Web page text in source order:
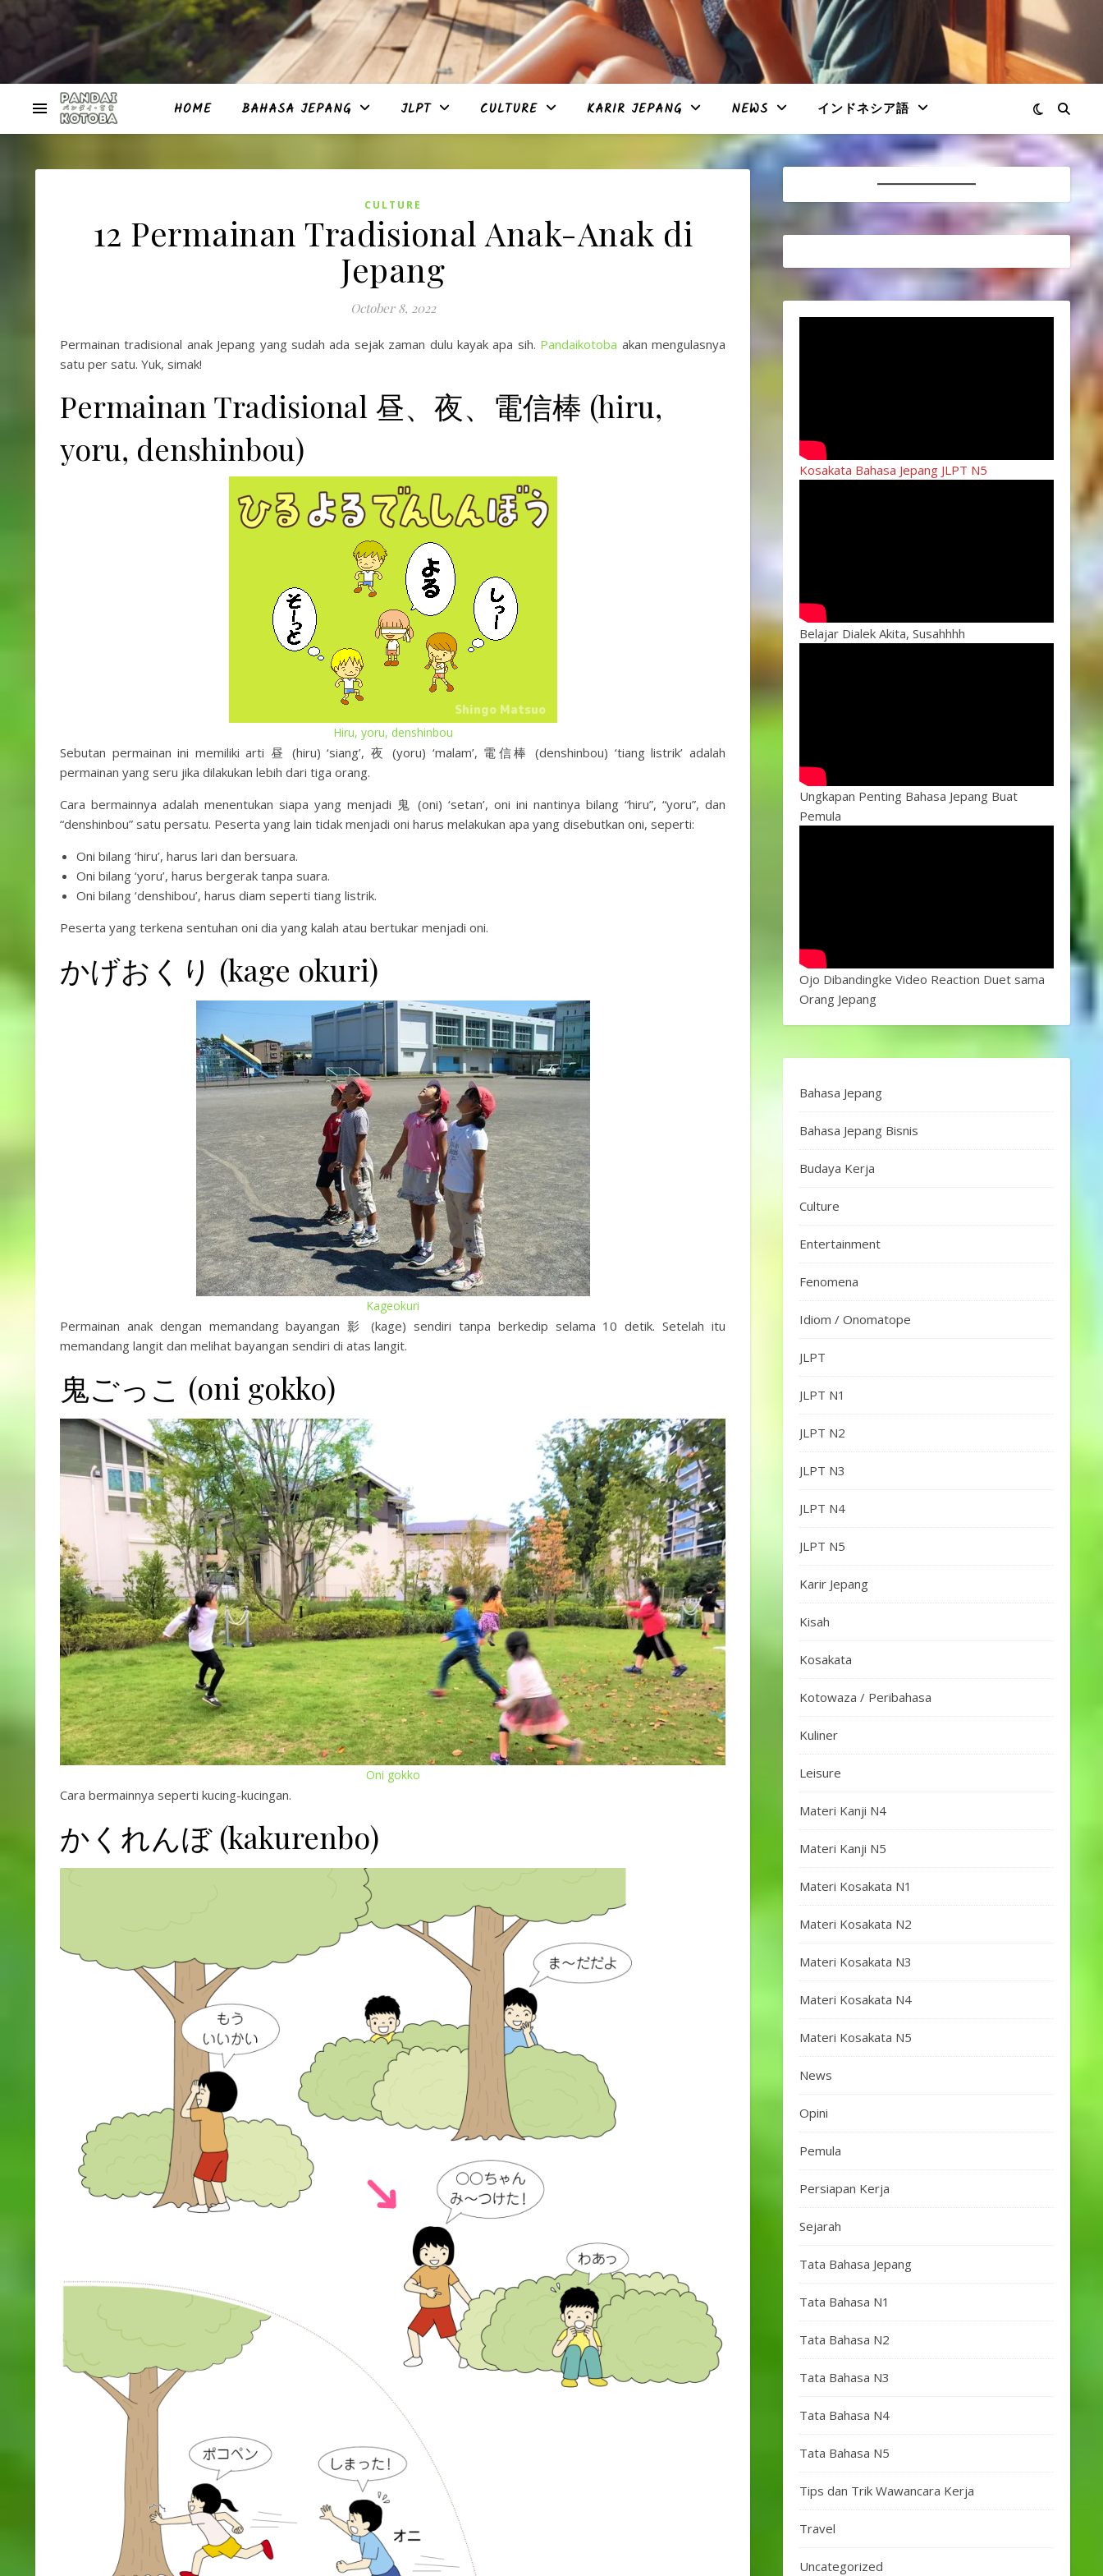
HOME BAHASA JEPANG JLPT CULTURE KARIR JEPANG NEWS インドネシア語
CULTURE
12 Permainan Tradisional Anak-Anak di
Jepang
October 8, 2022
Permainan tradisional anak Jepang yang sudah ada sejak zaman dulu kayak apa sih. Pandaikotoba akan mengulasnya
satu per satu. Yuk, simak!
Permainan Tradisional 昼、夜、電信棒 (hiru,
yoru, denshinbou)
Hiru, yoru, denshinbou
Sebutan permainan ini memiliki arti 昼 (hiru) ‘siang’, 夜 (yoru) ‘malam’, 電信棒 (denshinbou) ‘tiang listrik’ adalah
permainan yang seru jika dilakukan lebih dari tiga orang.
Cara bermainnya adalah menentukan siapa yang menjadi 鬼 (oni) ‘setan’, oni ini nantinya bilang “hiru”, “yoru”, dan
“denshinbou” satu persatu. Peserta yang lain tidak menjadi oni harus melakukan apa yang disebutkan oni, seperti:
Oni bilang ‘hiru’, harus lari dan bersuara.
Oni bilang ‘yoru’, harus bergerak tanpa suara.
Oni bilang ‘denshibou’, harus diam seperti tiang listrik.
Peserta yang terkena sentuhan oni dia yang kalah atau bertukar menjadi oni.
かげおくり (kage okuri)
Kageokuri
Permainan anak dengan memandang bayangan 影 (kage) sendiri tanpa berkedip selama 10 detik. Setelah itu
memandang langit dan melihat bayangan sendiri di atas langit.
鬼ごっこ (oni gokko)
Oni gokko
Cara bermainnya seperti kucing-kucingan.
かくれんぼ (kakurenbo)
Kosakata Bahasa Jepang JLPT N5
Belajar Dialek Akita, Susahhhh
Ungkapan Penting Bahasa Jepang Buat
Pemula
Ojo Dibandingke Video Reaction Duet sama
Orang Jepang
Bahasa Jepang
Bahasa Jepang Bisnis
Budaya Kerja
Culture
Entertainment
Fenomena
Idiom / Onomatope
JLPT
JLPT N1
JLPT N2
JLPT N3
JLPT N4
JLPT N5
Karir Jepang
Kisah
Kosakata
Kotowaza / Peribahasa
Kuliner
Leisure
Materi Kanji N4
Materi Kanji N5
Materi Kosakata N1
Materi Kosakata N2
Materi Kosakata N3
Materi Kosakata N4
Materi Kosakata N5
News
Opini
Pemula
Persiapan Kerja
Sejarah
Tata Bahasa Jepang
Tata Bahasa N1
Tata Bahasa N2
Tata Bahasa N3
Tata Bahasa N4
Tata Bahasa N5
Tips dan Trik Wawancara Kerja
Travel
Uncategorized